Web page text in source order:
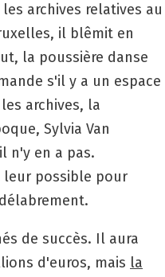
archives relatives au
il blêmit en
la poussière danse
s'il y a un espace
archives, la
Sylvia Van
n'y en a pas.
possible pour
de succès. Il aura
d'euros, mais la